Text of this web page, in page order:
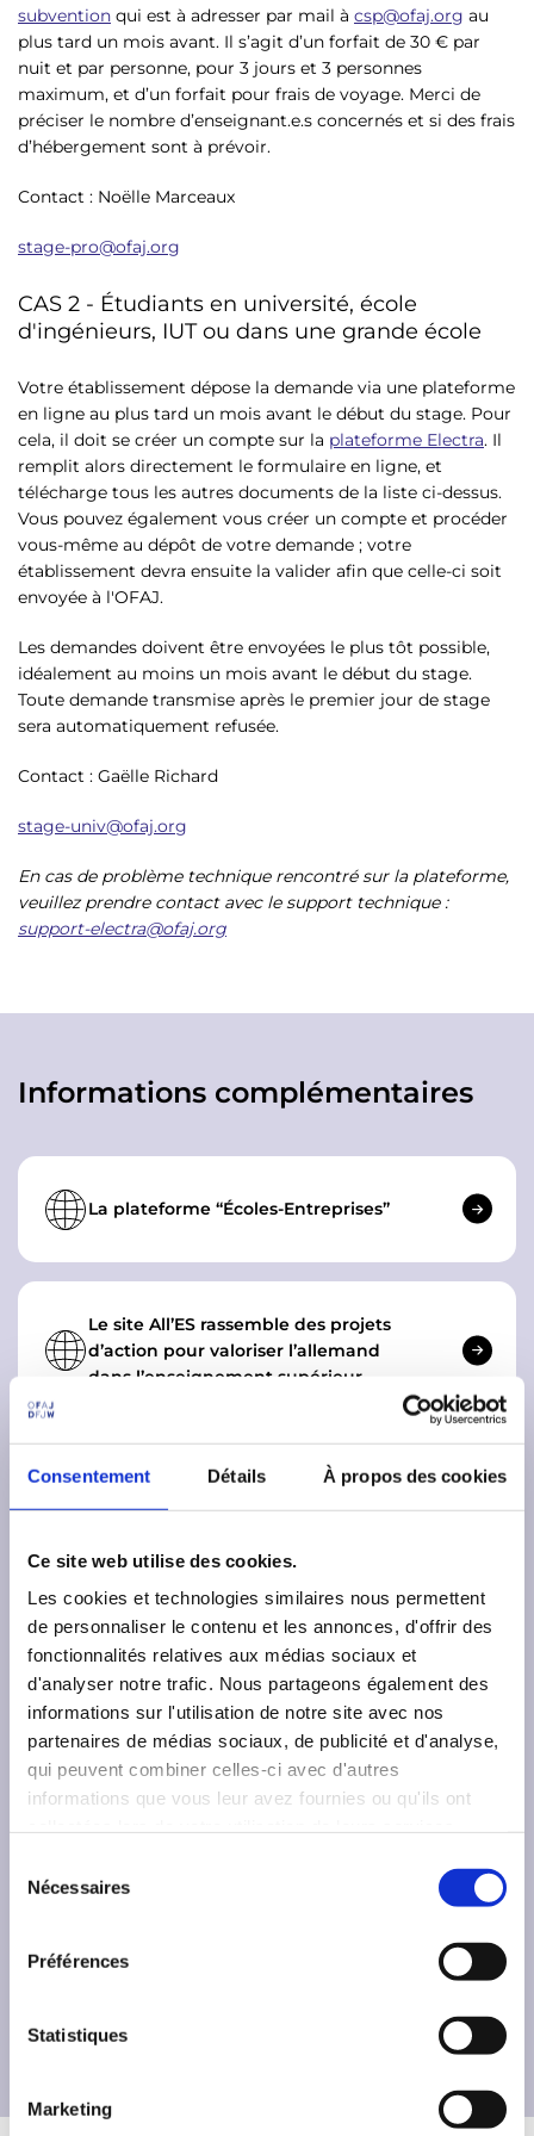
Consentement Détails À propos des cookies
Ce site web utilise des cookies.
Les cookies et technologies similaires nous permettent
de personnaliser le contenu et les annonces, d'offrir des
fonctionnalités relatives aux médias sociaux et
d'analyser notre trafic. Nous partageons également des
informations sur l'utilisation de notre site avec nos
partenaires de médias sociaux, de publicité et d'analyse,
qui peuvent combiner celles-ci avec d'autres
informations que vous leur avez fournies ou qu'ils ont
d
Nécessaires
Préférences
Statistiques
Marketing
subvention qui est à adresser par mail à csp@ofaj.org au
plus tard un mois avant. Il s’agit d’un forfait de 30 € par
nuit et par personne, pour 3 jours et 3 personnes
maximum, et d’un forfait pour frais de voyage. Merci de
préciser le nombre d’enseignant.e.s concernés et si des frais
d’hébergement sont à prévoir.
Contact : Noëlle Marceaux
stage-pro@ofaj.org
CAS 2 - Étudiants en université, école
d'ingénieurs, IUT ou dans une grande école
Votre établissement dépose la demande via une plateforme
en ligne au plus tard un mois avant le début du stage. Pour
cela, il doit se créer un compte sur la plateforme Electra. Il
remplit alors directement le formulaire en ligne, et
télécharge tous les autres documents de la liste ci-dessus.
Vous pouvez également vous créer un compte et procéder
vous-même au dépôt de votre demande ; votre
établissement devra ensuite la valider afin que celle-ci soit
envoyée à l'OFAJ.
Les demandes doivent être envoyées le plus tôt possible,
idéalement au moins un mois avant le début du stage.
Toute demande transmise après le premier jour de stage
sera automatiquement refusée.
Contact : Gaëlle Richard
stage-univ@ofaj.org
En cas de problème technique rencontré sur la plateforme,
veuillez prendre contact avec le support technique :
support-electra@ofaj.org
Informations complémentaires
La plateforme “Écoles-Entreprises”
Le site All’ES rassemble des projets
d’action pour valoriser l’allemand
dans l’enseignement supérieur.
Flyer : Comment trouver un stage ou
un logement en Allemagne ?
Étudier et vivre en Allemagne : Guide
pratique
Trame rapport de stage - CAS 1